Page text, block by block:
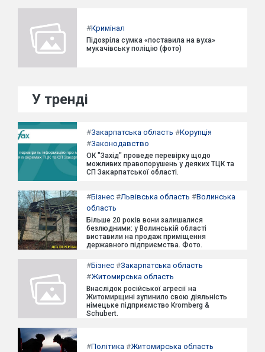
#Кримінал
Підозріла сумка «поставила на вуха»
мукачівську поліцію (фото)
У тренді
#Закарпатська область #Корупція
#Законодавство
ОК "Захід" проведе перевірку щодо
можливих правопорушень у деяких ТЦК та
СП Закарпатської області.
#Бізнес #Львівська область #Волинська
область
Більше 20 років вони залишалися
безлюдними: у Волинській області
виставили на продаж приміщення
державного підприємства. Фото.
#Бізнес #Закарпатська область
#Житомирська область
Внаслідок російської агресії на
Житомирщині зупинило свою діяльність
німецьке підприємство Kromberg &
Schubert.
#Політика #Житомирська область